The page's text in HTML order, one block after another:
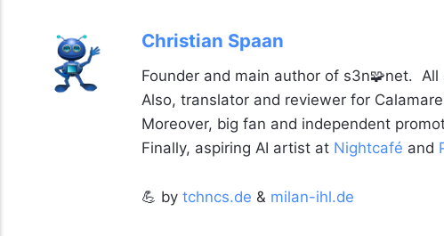
Christian Spaan
Founder and main author of s3n🧩net.
Also, translator and reviewer for
Moreover, big fan and independent
Finally, aspiring AI artist at Nightcafé and
💪 by tchncs.de & milan-ihl.de